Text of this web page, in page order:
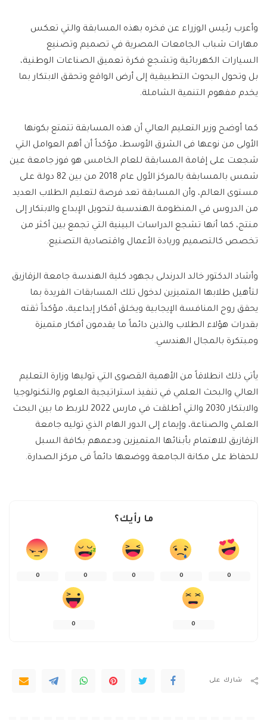
وأعرب رئيس الوزراء عن فخره بهذه المسابقة والتي تعكس
مهارات شباب الجامعات المصرية في تصميم وتصنيع
السيارات الكهربائية وتشجع فكرة تعميق الصناعات الوطنية،
بل وتحول البحوث التطبيقية إلى أرض الواقع وتحقق الابتكار بما
يخدم مفهوم التنمية الشاملة.
كما أوضح وزير التعليم العالي أن هذه المسابقة تتمتع بكونها
الأولى من نوعها فى الشرق الأوسط، مؤكداً أن أهم العوامل التي
شجعت على إقامة المسابقة للعام الخامس هو فوز جامعة عين
شمس بالمسابقة بالمركز الأول عام 2018 من بين 82 دولة على
مستوى العالم، وأن المسابقة تعد فرصة لتعليم الطلاب العديد
من الدروس في المنظومة الهندسية لتحويل الإبداع والابتكار إلى
منتج، كما أنها تشجع الدراسات البينية التي تجمع بين أكثر من
تخصص كالتصميم وريادة الأعمال واقتصادية التصنيع.
وأشاد الدكتور خالد الدرندلى بجهود كلية الهندسة جامعة الزقازيق
لتأهيل طلابها المتميزين لدخول تلك المسابقات الفريدة بما
يحقق روح المنافسة الإيجابية ويخلق أفكار إبداعية، مؤكداً ثقته
بقدرات هؤلاء الطلاب والذين دائماً ما يقدمون أفكار متميزة
ومبتكرة بالمجال الهندسي.
يأتي ذلك انطلاقاً من الأهمية القصوى التي توليها وزارة التعليم
العالي والبحث العلمي في تنفيذ استراتيجية العلوم والتكنولوجيا
والابتكار 2030 والتي أطلقت في مارس 2022 للربط ما بين البحث
العلمي والصناعة، وإيماء إلى الدور الهام الذي توليه جامعة
الزقازيق للاهتمام بأبنائها المتميزين ودعمهم بكافة السبل
للحفاظ على مكانة الجامعة ووضعها دائماً فى مركز الصدارة.
ما رأيك؟
0
0
0
0
0
0
0
شارك على